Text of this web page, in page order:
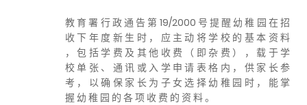
教 育 署 行 政 通 告 第 19/2000 号 提 醒 幼 稚 园 在 招
收 下 年 度 新 生 时 ， 应 主 动 将 学 校 的 基 本 资 料
， 包 括 学 费 及 其 他 收 费 （ 即 杂 费 ） ， 载 于 学
校 单 张 、 通 讯 或 入 学 申 请 表 格 内 ， 供 家 长 参
考 ， 以 确 保 家 长 为 子 女 选 择 幼 稚 园 时 ， 能 掌
握 幼 稚 园 的 各 项 收 费 的 资 料 。